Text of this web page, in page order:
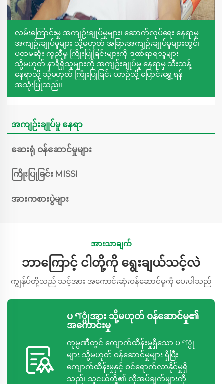
လမ်းကြောင်းမှု အကျဉ်းချုပ်မှုများ၊ ဆောက်လုပ်ရေး နေရာမှု
အကျဉ်းချုပ်မှုများ သို့မဟုတ် အခြားအကျဉ်းချုပ်မှုများတွင်၊
ပထမဆုံး ကူညီမှု ကြိုးပြုခြင်းများကို ဒဏ်ရာရသူများ
သို့မဟုတ် နာရီရှိသူများကို အကျဉ်းချုပ်မှု နေရာမှ သီးသန့်
နေရာသို့ သို့မဟုတ် ကြိုးပြုခြင်း ယာဉ်သို့ ပြောင်းရွှေ့ရန်
အသုံးပြုသည်။
အကျဉ်းချုပ်မှု နေရာ
ဆေးရုံ ဝန်ဆောင်မှုများ
ကြိုးပြုခြင်း MISSI
အားကစားပွဲများ
အားသာချက်
ဘာကြောင့် ငါတို့ကို ရွေးချယ်သင့်လဲ
ကျွန်ုပ်တို့သည် သင့်အား အကောင်းဆုံးဝန်ဆောင်မှုကို ပေးပါသည်
ပণ္ပုံအား သို့မဟုတ် ဝန်ဆောင်မှု၏
အကောင်းမှု
ကုမ္ပဏီတွင် ကျောက်ထိန်းမှုရှိသော ပণ္ပုံ
များ သို့မဟုတ် ဝန်ဆောင်မှုများ ရှိပြီး
ကျောက်ထိန်းမှုနှင့် ဝင်ရောက်လာနိုင်မှုရှိ
သည်၊ သူငယ်တို့၏ လိုအပ်ချက်များကို